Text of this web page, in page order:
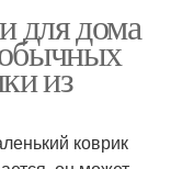
для дома
из
коврик